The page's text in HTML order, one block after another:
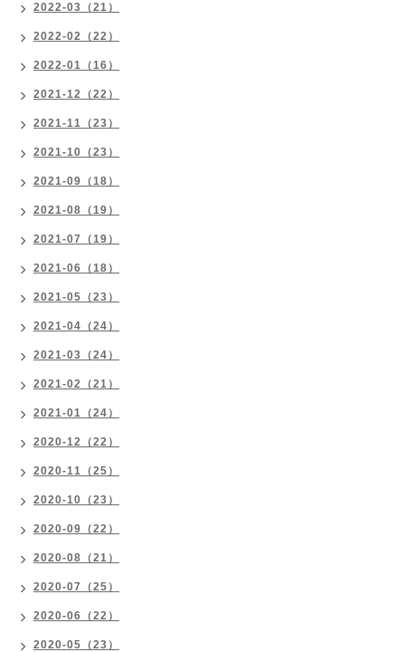
2022-03（21）
2022-02（22）
2022-01（16）
2021-12（22）
2021-11（23）
2021-10（23）
2021-09（18）
2021-08（19）
2021-07（19）
2021-06（18）
2021-05（23）
2021-04（24）
2021-03（24）
2021-02（21）
2021-01（24）
2020-12（22）
2020-11（25）
2020-10（23）
2020-09（22）
2020-08（21）
2020-07（25）
2020-06（22）
2020-05（23）